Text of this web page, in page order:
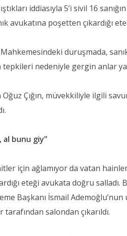
iddiasıyla 5’i sivil 16
avukatına poşetten çıkardığı
duruşmada,
nedeniyle gergin anlar
Oğuz Çığın, müvekkiliyle ilgili
bunu giy”
için ağlamıyor da vatan
eteği avukata doğru salladı.
Başkanı İsmail Ademoğlu’nun
salondan çıkarıldı.